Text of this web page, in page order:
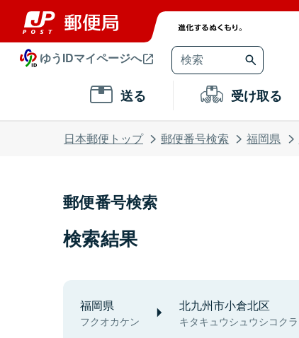
ゆうIDマイページへ
送る 受け取る
日本郵便トップ 郵便番号検索 福岡県
郵便番号検索
検索結果
福岡県
フクオカケン
北九州市小倉北区
キタキュウシュウシコク